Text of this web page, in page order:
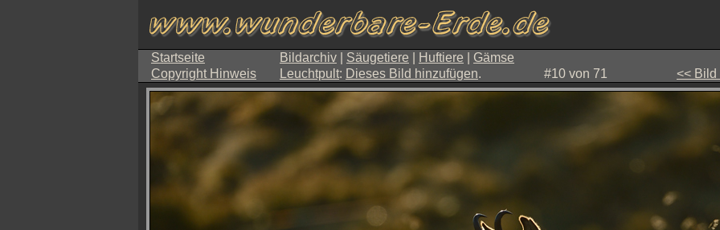
Startseite Bildarchiv Säugetiere Huftiere
Gämse
Copyright Hinweis
Leuchtpult: Dieses Bild hinzufügen. #10 von 71 << Bild